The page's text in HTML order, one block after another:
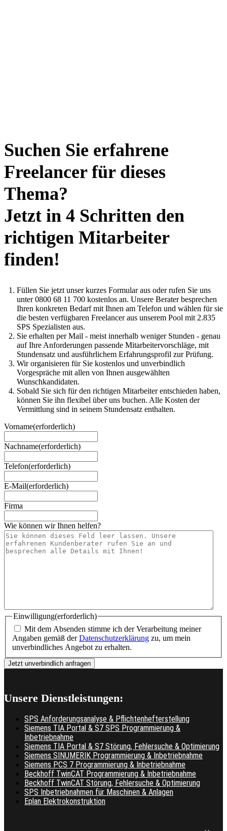
Suchen Sie erfahrene
Freelancer für dieses
Thema?
Jetzt in 4 Schritten den
richtigen Mitarbeiter
finden!
Füllen Sie jetzt unser kurzes Formular aus oder rufen Sie uns
unter 0800 68 11 700 kostenlos an. Unsere Berater besprechen
Ihren konkreten Bedarf mit Ihnen am Telefon und wählen für sie
die besten verfügbaren Freelancer aus unserem Pool mit 2.835
SPS Spezialisten aus.
Sie erhalten per Mail - meist innerhalb weniger Stunden - genau
auf Ihre Anforderungen passende Mitarbeitervorschläge, mit
Stundensatz und ausführlichem Erfahrungsprofil zur Prüfung.
Wir organisieren für Sie kostenlos und unverbindlich
Vorgespräche mit allen von Ihnen ausgewählten
Wunschkandidaten.
Sobald Sie sich für den richtigen Mitarbeiter entschieden haben,
können Sie ihn flexibel über uns buchen. Alle Kosten der
Vermittlung sind in seinem Stundensatz enthalten.
Vorname(erforderlich)
Nachname(erforderlich)
Telefon(erforderlich)
E-Mail(erforderlich)
Firma
Wie können wir Ihnen helfen?
Einwilligung(erforderlich)
Mit dem Absenden stimme ich der Verarbeitung meiner
Angaben gemäß derDatenschutzerklärung zu, um mein
unverbindliches Angebot zu erhalten.
Unsere Dienstleistungen:
SPS Anforderungsanalyse & Pflichtenhefterstellung
Siemens TIA Portal & S7 SPS Programmierung &
Inbetriebnahme
Siemens TIA Portal & S7 Störung, Fehlersuche & Optimierung
Siemens SINUMERIK Programmierung & Inbetriebnahme
Siemens PCS 7 Programmierung & Inbetriebnahme
Beckhoff TwinCAT Programmierung & Inbetriebnahme
Beckhoff TwinCAT Störung, Fehlersuche & Optimierung
SPS Inbetriebnahmen für Maschinen & Anlagen
Eplan Elektrokonstruktion